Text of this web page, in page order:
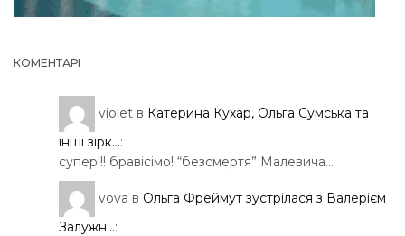
КОМЕНТАРІ
violet в Катерина Кухар, Ольга Сумська та
інші зірк...:
супер!!! бравісімо! “безсмертя” Малевича…
vova в Ольга Фреймут зустрілася з Валерієм
Залужн...: